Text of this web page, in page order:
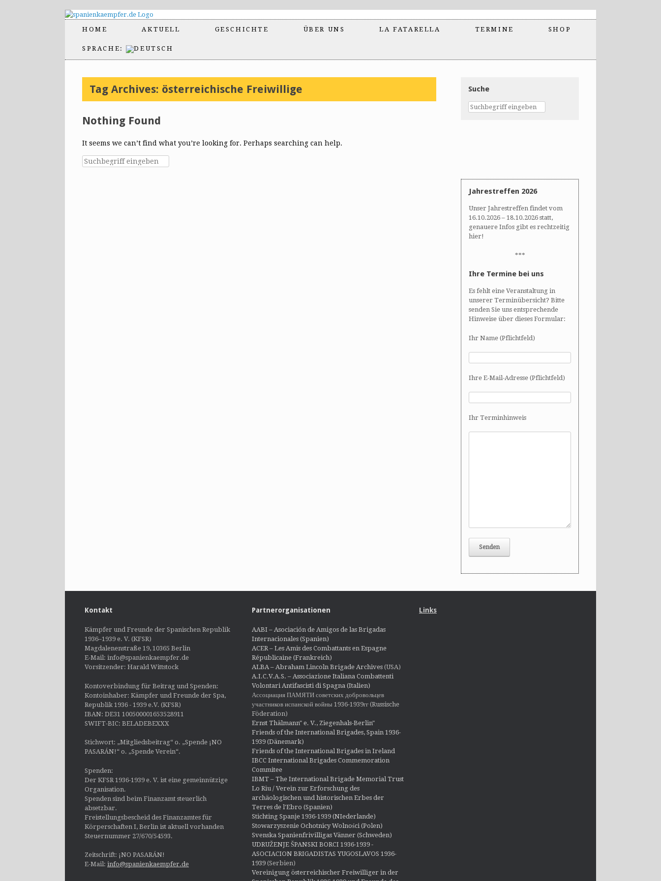
HOME AKTUELL GESCHICHTE ÜBER UNS LA FATARELLA TERMINE SHOP
SPRACHE:
Tag Archives: österreichische Freiwillige
Nothing Found
It seems we can’t find what you’re looking for. Perhaps searching can help.
Suche
Jahrestreffen 2026
Unser Jahrestreffen findet vom
16.10.2026 – 18.10.2026 statt,
genauere Infos gibt es rechtzeitig
hier!
***
Ihre Termine bei uns
Es fehlt eine Veranstaltung in
unserer Terminübersicht? Bitte
senden Sie uns entsprechende
Hinweise über dieses Formular:
Ihr Name (Pflichtfeld)
Ihre E-Mail-Adresse (Pflichtfeld)
Ihr Terminhinweis
Kontakt
Kämpfer und Freunde der Spanischen Republik
1936–1939 e. V. (KFSR)
Magdalenenstraße 19, 10365 Berlin
E-Mail: info@spanienkaempfer.de
Vorsitzender: Harald Wittstock
Kontoverbindung für Beitrag und Spenden:
Kontoinhaber: Kämpfer und Freunde der Spa,
Republik 1936 - 1939 e.V. (KFSR)
IBAN: DE31 100500001653528911
SWIFT-BIC: BELADEBEXXX
Stichwort: „Mitgliedsbeitrag“ o. „Spende ¡NO
PASARÁN!“ o. „Spende Verein“.
Spenden:
Der KFSR 1936-1939 e. V. ist eine gemeinnützige
Organisation.
Spenden sind beim Finanzamt steuerlich
absetzbar.
Freistellungsbescheid des Finanzamtes für
Körperschaften I, Berlin ist aktuell vorhanden
Steuernummer 27/670/54593.
Zeitschrift: ¡NO PASARÁN!
E-Mail: info@spanienkaempfer.de
Partnerorganisationen
AABI – Asociación de Amigos de las Brigadas
Internacionales (Spanien)
ACER – Les Amis des Combattants en Espagne
Républicaine (Frankreich)
ALBA – Abraham Lincoln Brigade Archives(USA)
A.I.C.V.A.S. – Associazione Italiana Combattenti
Volontari Antifascisti di Spagna (Italien)
Ассоциация ПАМЯТИ советских добровольцев
участников испанской войны 1936-1939гг (Russische
Föderation)
Ernst Thälmann" e. V., Ziegenhals-Berlin"
Friends of the International Brigades, Spain 1936-
1939 (Dänemark)
Friends of the International Brigades in Ireland
IBCC International Brigades Commemoration
Commitee
IBMT – The International Brigade Memorial Trust
Lo Riu / Verein zur Erforschung des
archäologischen und historischen Erbes der
Terres de l'Ebro (Spanien)
Stichting Spanje 1936-1939 (NIederlande)
Stowarzyszenie Ochotnicy Wolności (Polen)
Svenska Spanienfrivilligas Vänner (Schweden)
UDRUŽENJE ŠPANSKI BORCI 1936-1939 -
ASOCIACION BRIGADISTAS YUGOSLAVOS 1936-
1939(Serbien)
Vereinigung österreichischer Freiwilliger in der
Links